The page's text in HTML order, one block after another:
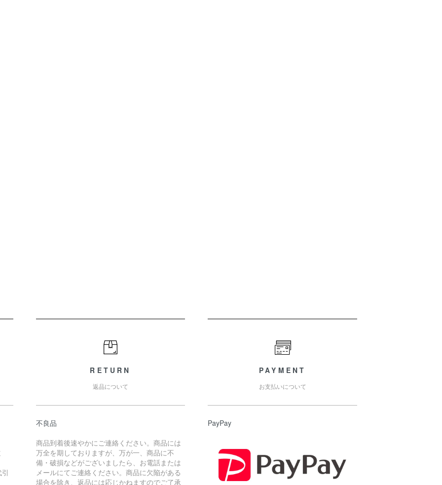
RETURN
返品について
不良品
商品到着後速やかにご連絡ください。商品には
万全を期しておりますが、万が一、商品に不
備・破損などがございましたら、お電話または
メールにてご連絡ください。商品に欠陥がある
場合を除き、返品には応じかねますのでご了承
PAYMENT
お支払いについて
PayPay